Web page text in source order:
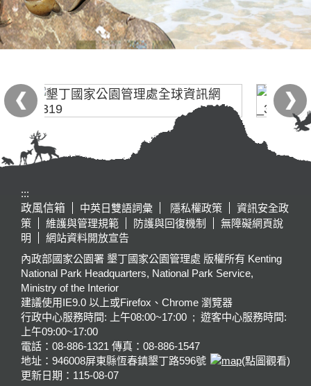
:::
政風信箱
中英日雙語詞彙 隱私權政策
資訊安全政
策
維護與管理規範 防護與回復機制
無障礙網頁說
明
網站資料開放宣告
內政部國家公園署 墾丁國家公園管理處 版權所有 Kenting
National Park Headquarters, National Park Service,
Ministry of the Interior
建議使用IE9.0 以上或Firefox、Chrome 瀏覽器
行政中心服務時間: 上午08:00~17:00 ; 遊客中心服務時間:
上午09:00~17:00
電話：08-886-1321 傳真：08-886-1547
地址：946008屏東縣恆春鎮墾丁路596號
(點圖觀看)
更新日期： 115-08-07